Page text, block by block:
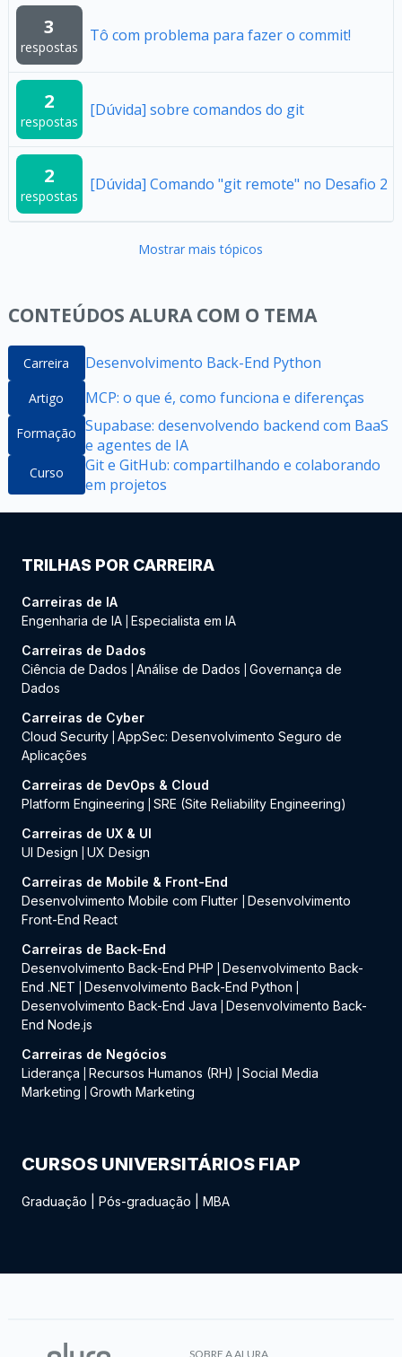
3
respostas
Tô com problema para fazer o commit!
2
respostas
[Dúvida] sobre comandos do git
2
respostas
[Dúvida] Comando "git remote" no Desafio 2
Mostrar mais tópicos
CONTEÚDOS ALURA COM O TEMA
Carreira Desenvolvimento Back-End Python
Artigo MCP: o que é, como funciona e diferenças
Formação Supabase: desenvolvendo backend com BaaS
e agentes de IA
Curso
Git e GitHub: compartilhando e colaborando
em projetos
TRILHAS POR CARREIRA
Carreiras de IA
Engenharia de IA Especialista em IA
Carreiras de Dados
Ciência de Dados
Análise de Dados
Governança de
Dados
Carreiras de Cyber
Cloud Security AppSec: Desenvolvimento Seguro de
Aplicações
Carreiras de DevOps & Cloud
Platform Engineering
SRE (Site Reliability Engineering)
Carreiras de UX & UI
UI Design
UX Design
Carreiras de Mobile & Front-End
Desenvolvimento Mobile com Flutter
Desenvolvimento
Front-End React
Carreiras de Back-End
Desenvolvimento Back-End PHP
Desenvolvimento Back-
End .NET
Desenvolvimento Back-End Python
Desenvolvimento Back-End Java
Desenvolvimento Back-
End Node.js
Carreiras de Negócios
Liderança
Recursos Humanos (RH)
Social Media
Marketing
Growth Marketing
CURSOS UNIVERSITÁRIOS FIAP
Graduação Pós-graduação MBA
SOBRE A ALURA